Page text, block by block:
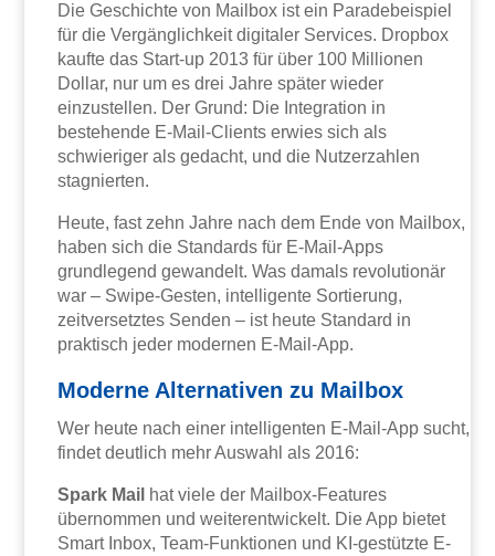
Die Geschichte von Mailbox ist ein Paradebeispiel
für die Vergänglichkeit digitaler Services. Dropbox
kaufte das Start-up 2013 für über 100 Millionen
Dollar, nur um es drei Jahre später wieder
einzustellen. Der Grund: Die Integration in
bestehende E-Mail-Clients erwies sich als
schwieriger als gedacht, und die Nutzerzahlen
stagnierten.
Heute, fast zehn Jahre nach dem Ende von Mailbox,
haben sich die Standards für E-Mail-Apps
grundlegend gewandelt. Was damals revolutionär
war – Swipe-Gesten, intelligente Sortierung,
zeitversetztes Senden – ist heute Standard in
praktisch jeder modernen E-Mail-App.
Moderne Alternativen zu Mailbox
Wer heute nach einer intelligenten E-Mail-App sucht,
findet deutlich mehr Auswahl als 2016:
Spark Mail hat viele der Mailbox-Features
übernommen und weiterentwickelt. Die App bietet
Smart Inbox, Team-Funktionen und KI-gestützte E-